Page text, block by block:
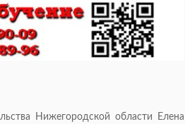
Нижегородской области Елена